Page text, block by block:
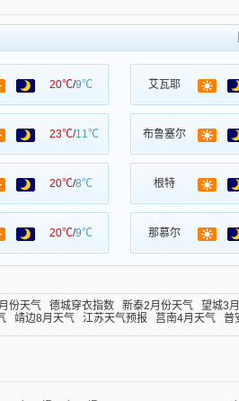
20℃/9℃ 艾瓦耶
23℃/11℃ 布鲁塞尔
20℃/8℃ 根特
20℃/9℃ 那慕尔
份天气 德城穿衣指数 新泰2月份天气 望城3
靖边8月天气 江苏天气预报 莒南4月天气 普